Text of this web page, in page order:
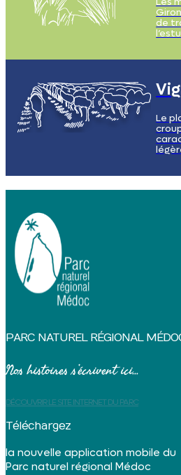
de
pour
Le
ses
PARC NATUREL RÉGIONAL
Nos histoires s’écrivent ici...
DÉCOUVRIR LE SITE INTERNET DU PARC
Téléchargez
la nouvelle application mobile du
Parc naturel régional Médoc